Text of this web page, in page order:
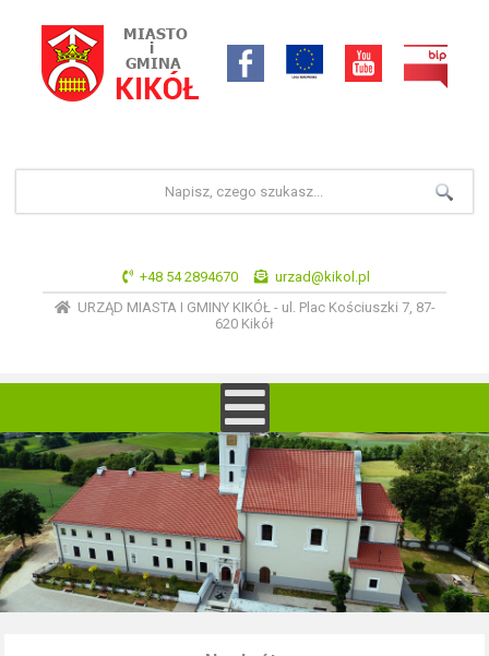
+48 54 2894670
urzad@kikol.pl
URZĄD MIASTA I GMINY KIKÓŁ - ul. Plac Kościuszki 7, 87-
620 Kikół